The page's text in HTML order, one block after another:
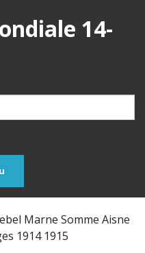
14-
Marne Somme Aisne
1914 1915